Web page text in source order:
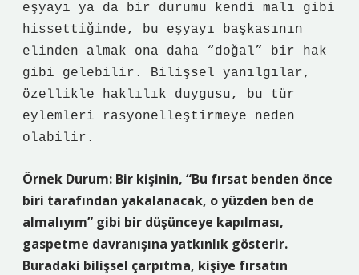
eşyayı ya da bir durumu kendi malı gibi
hissettiğinde, bu eşyayı başkasının
elinden almak ona daha “doğal” bir hak
gibi gelebilir. Bilişsel yanılgılar,
özellikle haklılık duygusu, bu tür
eylemleri rasyonelleştirmeye neden
olabilir.
Örnek Durum: Bir kişinin, “Bu fırsat benden önce
biri tarafından yakalanacak, o yüzden ben de
almalıyım” gibi bir düşünceye kapılması,
gaspetme davranışına yatkınlık gösterir.
Buradaki bilişsel çarpıtma, kişiye fırsatın